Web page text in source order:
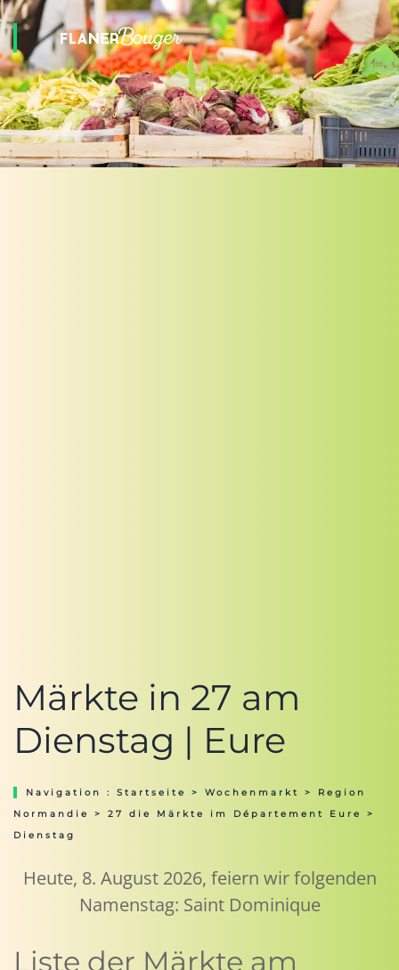
Märkte in 27 am
Dienstag | Eure
Navigation : Startseite > Wochenmarkt > Region
Normandie
> 27 die Märkte im Département Eure
>
Dienstag
Heute, 8. August 2026, feiern wir folgenden
Namenstag: Saint Dominique
Liste der Märkte am